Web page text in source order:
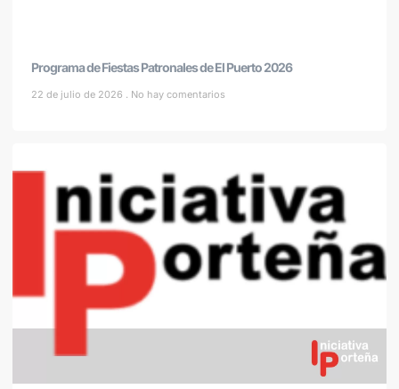
Programa de Fiestas Patronales de El Puerto 2026
22 de julio de 2026 No hay comentarios